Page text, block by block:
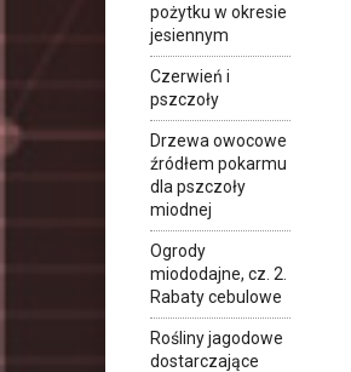
pożytku w okresie
jesiennym
Czerwień i
pszczoły
Drzewa owocowe
źródłem pokarmu
dla pszczoły
miodnej
Ogrody
miododajne, cz. 2.
Rabaty cebulowe
Rośliny jagodowe
dostarczające